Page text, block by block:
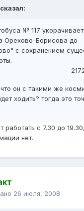
№ 117
Орехово-Борисова до
с сохранением
что он с такими же
ходить? тогда это
работать с 7.30 до
нет.
26 июля, 2008